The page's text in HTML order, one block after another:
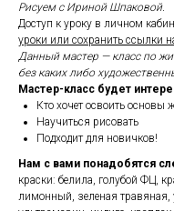
Рисуем с Ириной Шпаковой.
Доступ к уроку в личном
уроки или сохранить ссылки
Данный мастер — класс по
без каких либо
Мастер-класс будет
Кто хочет освоить основы
Научиться рисовать
Подходит для новичков!
Нам с вами понадобятся
краски: белила, голубой ФЦ,
лимонный, зеленая травяная,